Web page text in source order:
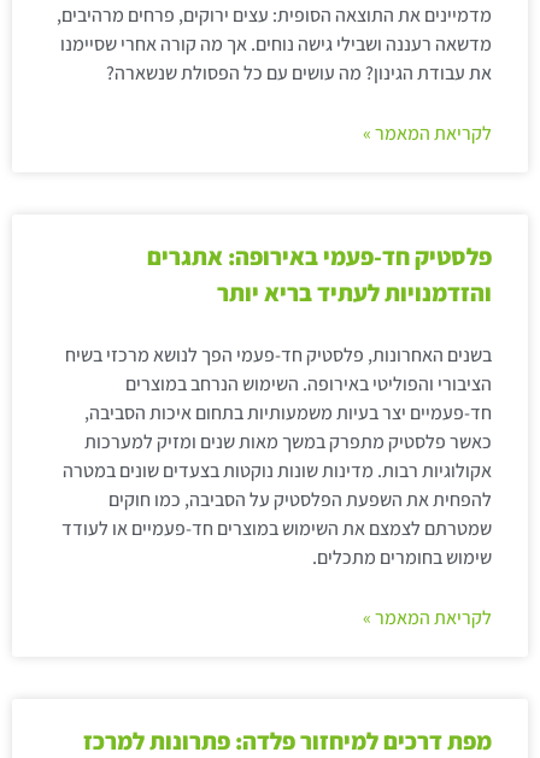
מדמיינים את התוצאה הסופית: עצים ירוקים, פרחים מרהיבים,
מדשאה רעננה ושבילי גישה נוחים. אך מה קורה אחרי שסיימנו
את עבודת הגינון? מה עושים עם כל הפסולת שנשארה?
לקריאת המאמר »
פלסטיק חד-פעמי באירופה: אתגרים
והזדמנויות לעתיד בריא יותר
בשנים האחרונות, פלסטיק חד-פעמי הפך לנושא מרכזי בשיח
הציבורי והפוליטי באירופה. השימוש הנרחב במוצרים
חד-פעמיים יצר בעיות משמעותיות בתחום איכות הסביבה,
כאשר פלסטיק מתפרק במשך מאות שנים ומזיק למערכות
אקולוגיות רבות. מדינות שונות נוקטות בצעדים שונים במטרה
להפחית את השפעת הפלסטיק על הסביבה, כמו חוקים
שמטרתם לצמצם את השימוש במוצרים חד-פעמיים או לעודד
שימוש בחומרים מתכלים.
לקריאת המאמר »
מפת דרכים למיחזור פלדה: פתרונות למרכז